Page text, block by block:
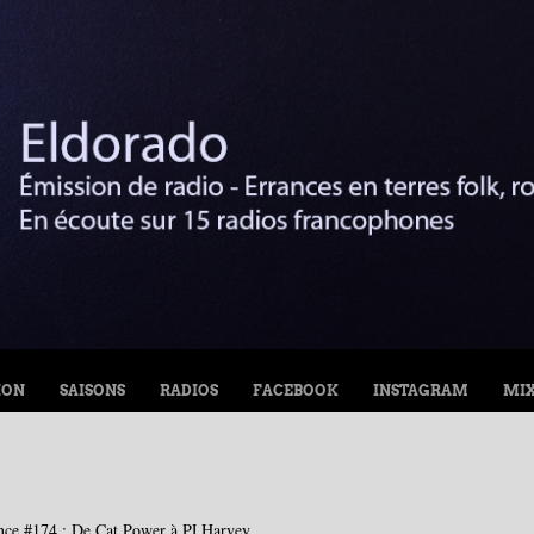
SAISONS RADIOS FACEBOOK INSTAGRAM